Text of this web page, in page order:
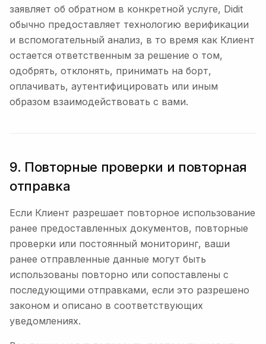
заявляет об обратном в конкретной услуге, Didit
обычно предоставляет технологию верификации
и вспомогательный анализ, в то время как Клиент
остается ответственным за решение о том,
одобрять, отклонять, принимать на борт,
оплачивать, аутентифицировать или иным
образом взаимодействовать с вами.
9. Повторные проверки и повторная
отправка
Если Клиент разрешает повторное использование
ранее предоставленных документов, повторные
проверки или постоянный мониторинг, ваши
ранее отправленные данные могут быть
использованы повторно или сопоставлены с
последующими отправками, если это разрешено
законом и описано в соответствующих
уведомлениях.